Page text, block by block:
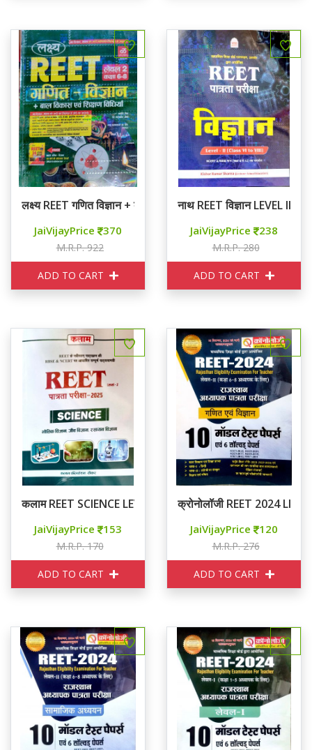
लक्ष्य REET गणित विज्ञान + बाल विकास एवं शिक्षण विधियाँ
JaiVijayPrice 370
M.R.P. 922
ADD TO CART
नाथ REET विज्ञान LEVEL II
JaiVijayPrice 238
M.R.P. 280
ADD TO CART
कलाम REET SCIENCE LEVEL 2
JaiVijayPrice 153
M.R.P. 170
ADD TO CART
क्रोनोलॉजी REET 2024 LII
JaiVijayPrice 120
M.R.P. 276
ADD TO CART